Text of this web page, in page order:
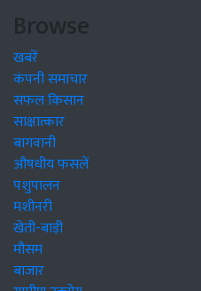
Browse
खबरें
कंपनी समाचार
सफल किसान
साक्षात्कार
बागवानी
औषधीय फसलें
पशुपालन
मशीनरी
खेती-बाड़ी
मौसम
बाजार